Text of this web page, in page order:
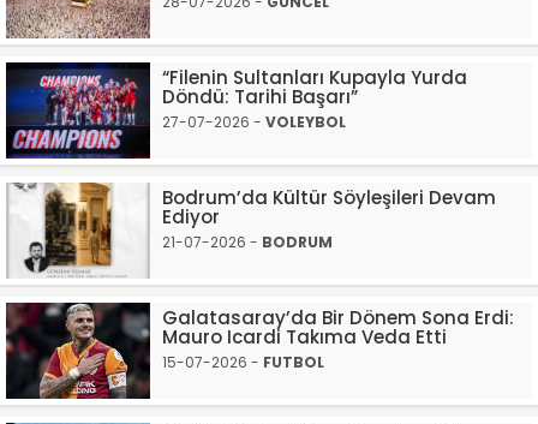
“Filenin Sultanları Kupayla Yurda
Döndü: Tarihi Başarı”
27-07-2026 - VOLEYBOL
Bodrum’da Kültür Söyleşileri Devam
Ediyor
21-07-2026 - BODRUM
Galatasaray’da Bir Dönem Sona Erdi:
Mauro Icardi Takıma Veda Etti
15-07-2026 - FUTBOL